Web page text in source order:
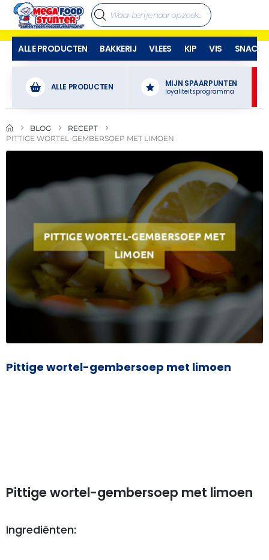
ALLE PRODUCTEN BAKKERIJ VLEES KIP VIS SNACKS
ALLE PRODUCTEN MIJN SPAARPUNTEN
loyaliteitsprogramma
BLOG
RECEPT
PITTIGE WORTEL-GEMBERSOEP MET LIMOEN
Pittige wortel-gembersoep met limoen
Pittige wortel-gembersoep met limoen
Ingrediënten: